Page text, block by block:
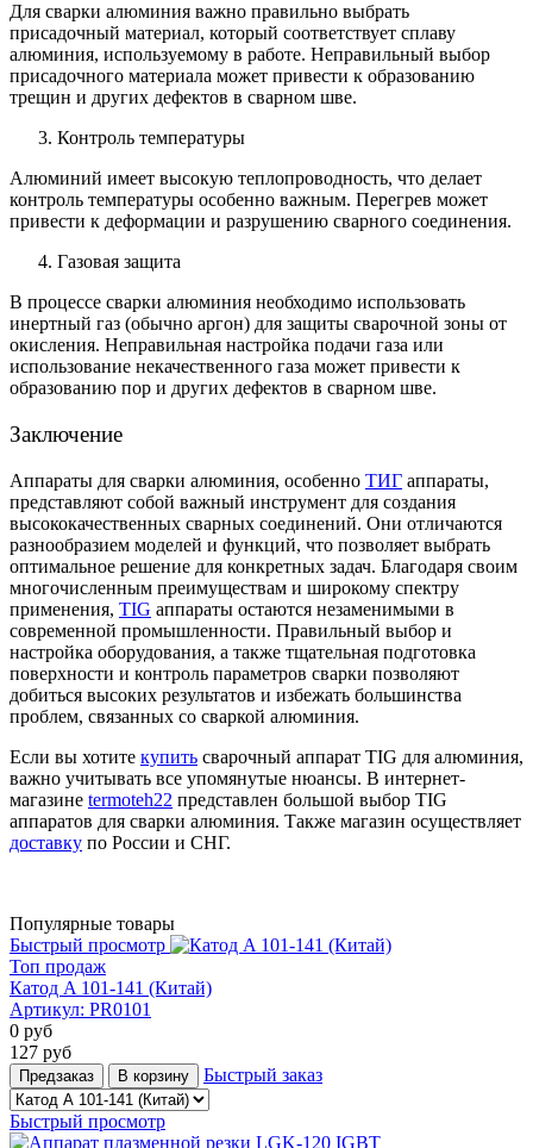
Для сварки алюминия важно правильно выбрать
присадочный материал, который соответствует сплаву
алюминия, используемому в работе. Неправильный выбор
присадочного материала может привести к образованию
трещин и других дефектов в сварном шве.
Контроль температуры
Алюминий имеет высокую теплопроводность, что делает
контроль температуры особенно важным. Перегрев может
привести к деформации и разрушению сварного соединения.
Газовая защита
В процессе сварки алюминия необходимо использовать
инертный газ (обычно аргон) для защиты сварочной зоны от
окисления. Неправильная настройка подачи газа или
использование некачественного газа может привести к
образованию пор и других дефектов в сварном шве.
Заключение
Аппараты для сварки алюминия, особенно ТИГ аппараты,
представляют собой важный инструмент для создания
высококачественных сварных соединений. Они отличаются
разнообразием моделей и функций, что позволяет выбрать
оптимальное решение для конкретных задач. Благодаря своим
многочисленным преимуществам и широкому спектру
применения, TIG аппараты остаются незаменимыми в
современной промышленности. Правильный выбор и
настройка оборудования, а также тщательная подготовка
поверхности и контроль параметров сварки позволяют
добиться высоких результатов и избежать большинства
проблем, связанных со сваркой алюминия.
Если вы хотите купить сварочный аппарат TIG для алюминия,
важно учитывать все упомянутые нюансы. В интернет-
магазине termoteh22 представлен большой выбор TIG
аппаратов для сварки алюминия. Также магазин осуществляет
доставку по России и СНГ.
Популярные товары
Быстрый просмотр
Топ продаж
Катод A 101-141 (Китай)
Артикул: PR0101
0 руб
127 руб
Предзаказ В корзину Быстрый заказ
Быстрый просмотр